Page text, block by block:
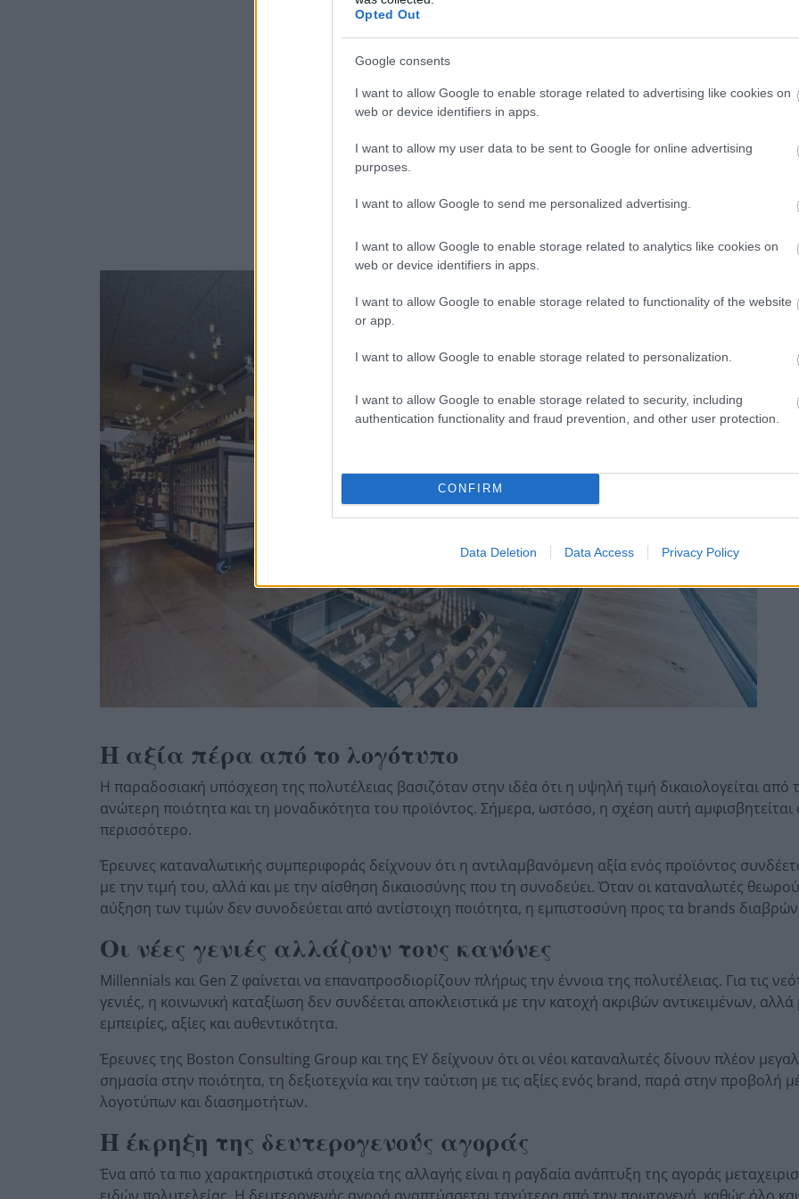
Opted Out
Google consents
I want to allow Google to enable storage related to advertising like cookies on
web or device identifiers in apps.
I want to allow my user data to be sent to Google for online advertising
purposes.
I want to allow Google to send me personalized advertising.
I want to allow Google to enable storage related to analytics like cookies on
web or device identifiers in apps.
I want to allow Google to enable storage related to functionality of the website
or app.
I want to allow Google to enable storage related to personalization.
I want to allow Google to enable storage related to security, including
authentication functionality and fraud prevention, and other user protection.
CONFIRM
Data Deletion Data Access Privacy Policy
Η αξία πέρα από το λογότυπο
Η παραδοσιακή υπόσχεση της πολυτέλειας βασιζόταν στην ιδέα ότι η υψηλή τιμή δικαιολογείται από
ανώτερη ποιότητα και τη μοναδικότητα του προϊόντος. Σήμερα, ωστόσο, η σχέση αυτή αμφισβητείται
περισσότερο.
Έρευνες καταναλωτικής συμπεριφοράς δείχνουν ότι η αντιλαμβανόμενη αξία ενός προϊόντος
με την τιμή του, αλλά και με την αίσθηση δικαιοσύνης που τη συνοδεύει. Όταν οι καταναλωτές
αύξηση των τιμών δεν συνοδεύεται από αντίστοιχη ποιότητα, η εμπιστοσύνη προς τα brands
Οι νέες γενιές αλλάζουν τους κανόνες
Millennials και Gen Z φαίνεται να επαναπροσδιορίζουν πλήρως την έννοια της πολυτέλειας. Για τις
γενιές, η κοινωνική καταξίωση δεν συνδέεται αποκλειστικά με την κατοχή ακριβών αντικειμένων, αλλά
εμπειρίες, αξίες και αυθεντικότητα.
Έρευνες της Boston Consulting Group και της EY δείχνουν ότι οι νέοι καταναλωτές δίνουν πλέον
σημασία στην ποιότητα, τη δεξιοτεχνία και την ταύτιση με τις αξίες ενός brand, παρά στην προβολή
λογοτύπων και διασημοτήτων.
Η έκρηξη της δευτερογενούς αγοράς
Ένα από τα πιο χαρακτηριστικά στοιχεία της αλλαγής είναι η ραγδαία ανάπτυξη της αγοράς